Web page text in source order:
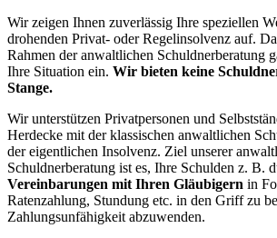
Wir zeigen Ihnen zuverlässig Ihre speziellen
drohenden Privat- oder Regelinsolvenz auf.
Rahmen der anwaltlichen Schuldnerberatung
Ihre Situation ein. Wir bieten keine
Stange.
Wir unterstützen Privatpersonen und
Herdecke mit der klassischen anwaltlichen
der eigentlichen Insolvenz. Ziel unserer
Schuldnerberatung ist es, Ihre Schulden z. B.
Vereinbarungen mit Ihren Gläubigern in
Ratenzahlung, Stundung etc. in den Griff zu
Zahlungsunfähigkeit abzuwenden.